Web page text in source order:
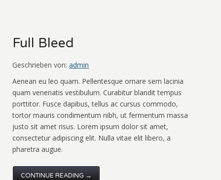
Full Bleed
Geschrieben von: admin
Aenean eu leo quam. Pellentesque ornare sem lacinia
quam venenatis vestibulum. Curabitur blandit tempus
porttitor. Fusce dapibus, tellus ac cursus commodo,
tortor mauris condimentum nibh, ut fermentum massa
justo sit amet risus. Lorem ipsum dolor sit amet,
consectetur adipiscing elit. Nulla vitae elit libero, a
pharetra augue.
CONTINUE READING →